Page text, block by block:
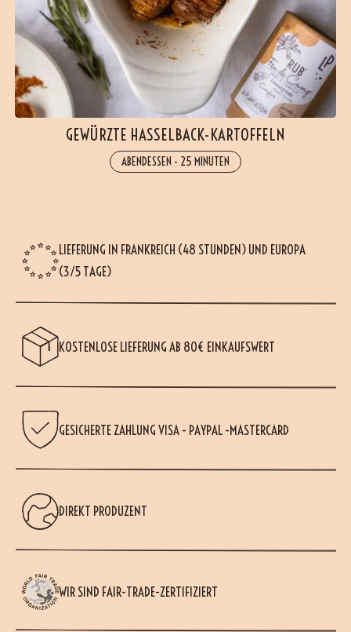
GEWÜRZTE HASSELBACK-KARTOFFELN
ABENDESSEN - 25 MINUTEN
LIEFERUNG IN FRANKREICH (48 STUNDEN) UND EUROPA
(3/5 TAGE)
KOSTENLOSE LIEFERUNG AB 80€ EINKAUFSWERT
GESICHERTE ZAHLUNG VISA - PAYPAL -MASTERCARD
DIREKT PRODUZENT
WIR SIND FAIR-TRADE-ZERTIFIZIERT